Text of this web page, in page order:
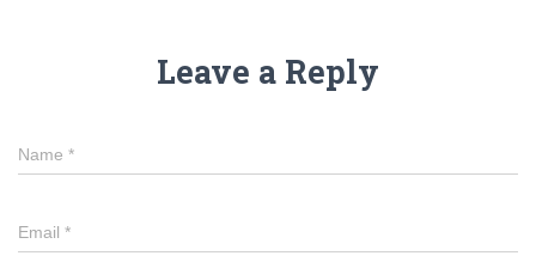
Leave a Reply
Name *
Email *